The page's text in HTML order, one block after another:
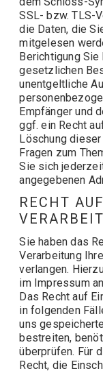
SSL- bzw. TLS-
die Daten, die
mitgelesen
Berichtigung Sie
gesetzlichen
unentgeltliche
Empfänger und
ggf. ein Recht
Löschung
Fragen zum
Sie sich
angegebenen
RECHT
Sie haben das
Verarbeitung
verlangen.
im Impressum
Das Recht auf
in folgenden
uns
bestreiten,
überprüfen. Für
Recht, die